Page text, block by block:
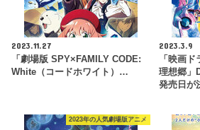
2023.11.27
「劇場版 SPY×FAMILY CODE:
White（コードホワイト）…
2023.3.9
「映画
理想郷」
発売日が
2023年の人気劇場版アニメ